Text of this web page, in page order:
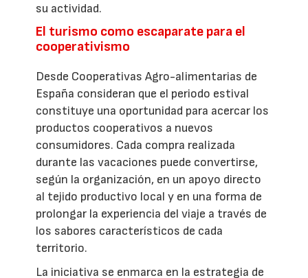
su actividad.
El turismo como escaparate para el
cooperativismo
Desde Cooperativas Agro-alimentarias de
España consideran que el periodo estival
constituye una oportunidad para acercar los
productos cooperativos a nuevos
consumidores. Cada compra realizada
durante las vacaciones puede convertirse,
según la organización, en un apoyo directo
al tejido productivo local y en una forma de
prolongar la experiencia del viaje a través de
los sabores característicos de cada
territorio.
La iniciativa se enmarca en la estrategia de